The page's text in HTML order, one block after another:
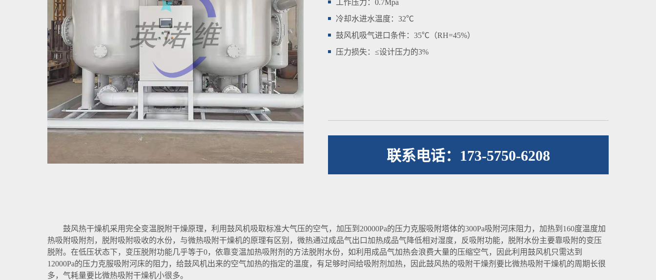
工作压力：0.7Mpa
冷却水进水温度：32℃
鼓风机吸气进口条件：35℃（RH=45%）
压力损失：≤设计压力的3%
联系电话：173-5750-6208
鼓风热干燥机采用完全变温脱附干燥原理，利用鼓风机吸取标准大气压的空气，加压到20000Pa的压力克服吸附塔体的300Pa吸附河床阻力，加热到160度温度加
热吸附吸附剂，脱附吸附吸收的水份，与微热吸附干燥机的原理有区别，微热通过成品气出口加热成品气降低相对湿度，反吸附功能，脱附水份主要靠吸附的变压
脱附。在低压状态下，变压脱附功能几乎等于0，依靠变温加热吸附剂的方法脱附水份，如利用成品气加热会浪费大量的压缩空气，因此利用鼓风机只需达到
12000Pa的压力克服吸附河床的阻力，给鼓风机出来的空气加热的指定的温度，有足够时间给吸附剂加热，因此鼓风热的吸附干燥剂要比微热吸附干燥机的周期长很
多，气耗量要比微热吸附干燥机小很多。